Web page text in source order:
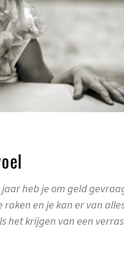
heb je om geld
en je kan er van
het krijgen van een